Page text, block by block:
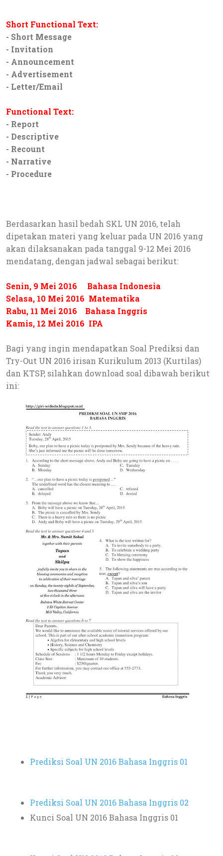
Short Functional Text:
- Short Message
- Invitation
- Announcement
- Advertisement
- Letter/Email
Functional Text:
- Report
- Descriptive
- Recount
- Narrative
- Procedure
Berdasarkan hasil bedah SKL UN 2016, telah
dipetakan materi yang keluar pada UN 2016 yang
akan dilaksanakan pada tanggal 9-12 Mei 2016
mendatang, dengan jadwal sebagai berikut:
Senin, 9 Mei 2016 Bahasa Indonesia
Selasa, 10 Mei 2016 Matematika
Rabu, 11 Mei 2016 Bahasa Inggris
Kamis, 12 Mei 2016 IPA
Bagi yang ingin mendapatkan Soal Prediksi dan
Try-Out UN 2016 irisan Kurikulum 2013 (Kurtilas)
dan KTSP, silahkan download soal dibawah berikut
ini:
Prediksi Soal UN 2016 Bahasa Inggris 01
Prediksi Soal UN 2016 Bahasa Inggris 02
Kunci Soal UN 2016 Bahasa Inggris 01